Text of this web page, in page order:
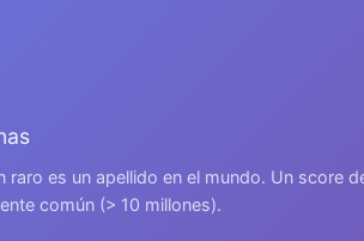
raro es un apellido en el mundo. Un score
común (> 10 millones).